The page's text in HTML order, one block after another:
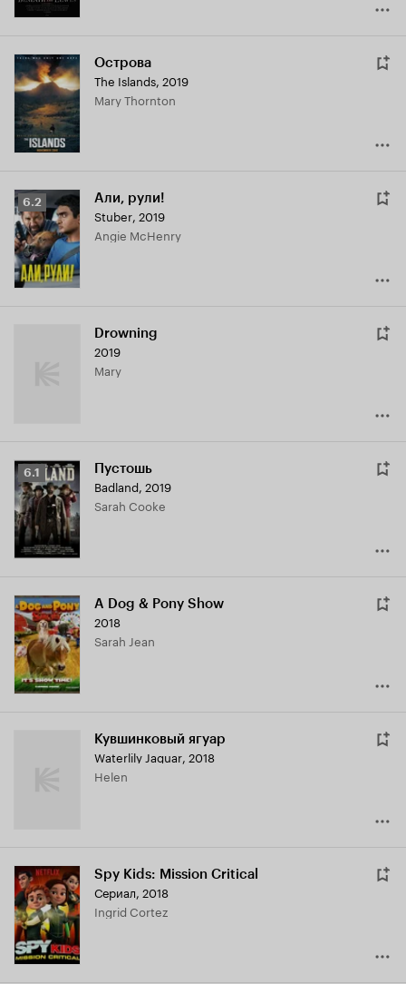
Острова
The Islands, 2019
Mary Thornton
Рейтинг
Кинопоиска
6.2
6.2 Али, рули!
Stuber, 2019
Angie McHenry
Drowning
2019
Mary
Рейтинг
Кинопоиска
6.1
6.1 Пустошь
Badland, 2019
Sarah Cooke
A Dog & Pony Show
2018
Sarah Jean
Кувшинковый ягуар
Waterlily Jaguar, 2018
Helen
Spy Kids: Mission Critical
Сериал, 2018
Ingrid Cortez